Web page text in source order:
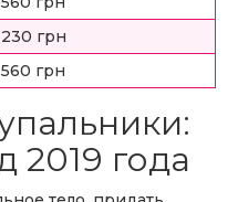
230 грн
560 грн
2019 года